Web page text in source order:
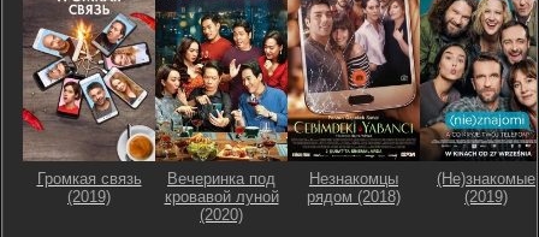
Громкая связь
(2019)
Вечеринка под
кровавой луной
(2020)
Незнакомцы
рядом (2018)
(Не)знакомые
(2019)